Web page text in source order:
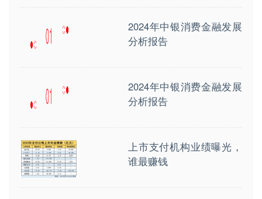
2024年中银消费金融发展
分析报告
2024年中银消费金融发展
分析报告
上市支付机构业绩曝光，
谁最赚钱